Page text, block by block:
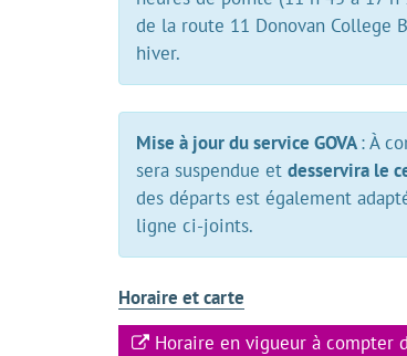
de la route 11 Donovan College
hiver.
Mise à jour du service GOVA: À
sera suspendue et desservira le
des départs est également
ligne ci-joints.
Horaire et carte
Horaire en vigueur à compter